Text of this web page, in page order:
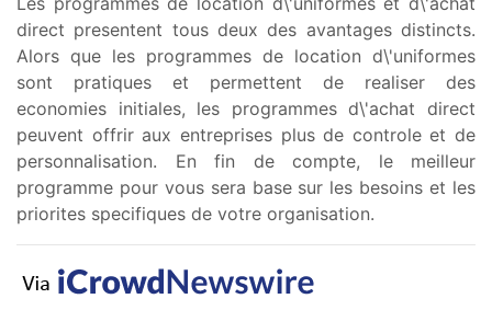
direct presentent tous deux des avantages distincts.
Alors que les programmes de location d\'uniformes
sont pratiques et permettent de realiser des
economies initiales, les programmes d\'achat direct
peuvent offrir aux entreprises plus de controle et de
personnalisation. En fin de compte, le meilleur
programme pour vous sera base sur les besoins et les
priorites specifiques de votre organisation.